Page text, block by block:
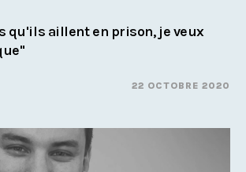
qu'ils aillent en prison, je veux
22 OCTOBRE 2020